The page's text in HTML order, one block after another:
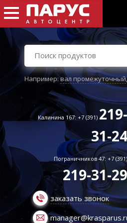
Например:вал промежуточный
Калинина 167: +7 (391) 219-
31-
Пограничников 47: +7
219-31-
заказать звонок